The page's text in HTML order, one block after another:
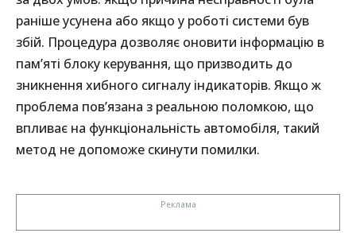
раніше усунена або якщо у роботі системи був
збій. Процедура дозволяє оновити інформацію в
пам’яті блоку керування, що призводить до
зникнення хибного сигналу індикаторів. Якщо ж
проблема пов’язана з реальною поломкою, що
впливає на функціональність автомобіля, такий
метод не допоможе скинути помилки.